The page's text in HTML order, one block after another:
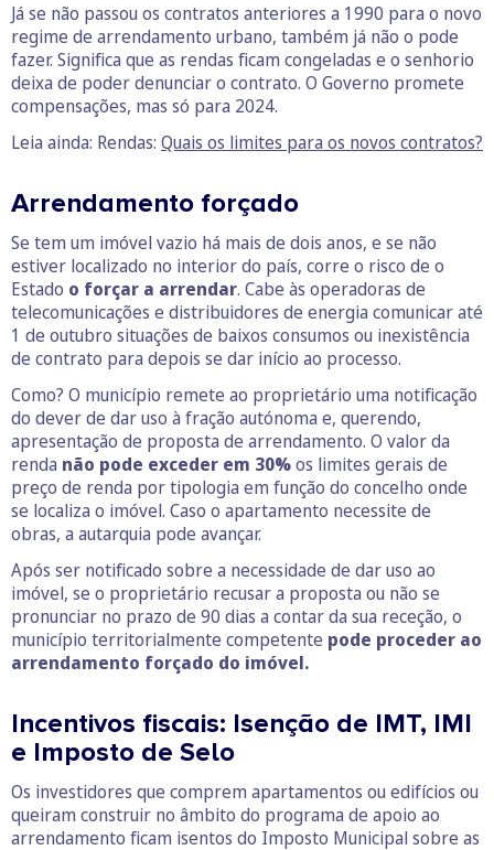
Já se não passou os contratos anteriores a 1990 para o novo
regime de arrendamento urbano, também já não o pode
fazer. Significa que as rendas ficam congeladas e o senhorio
deixa de poder denunciar o contrato. O Governo promete
compensações, mas só para 2024.
Leia ainda: Rendas: Quais os limites para os novos contratos?
Arrendamento forçado
Se tem um imóvel vazio há mais de dois anos, e se não
estiver localizado no interior do país, corre o risco de o
Estado o forçar a arrendar. Cabe às operadoras de
telecomunicações e distribuidores de energia comunicar até
1 de outubro situações de baixos consumos ou inexistência
de contrato para depois se dar início ao processo.
Como? O município remete ao proprietário uma notificação
do dever de dar uso à fração autónoma e, querendo,
apresentação de proposta de arrendamento. O valor da
renda não pode exceder em 30%os limites gerais de
preço de renda por tipologia em função do concelho onde
se localiza o imóvel. Caso o apartamento necessite de
obras, a autarquia pode avançar.
Após ser notificado sobre a necessidade de dar uso ao
imóvel, se o proprietário recusar a proposta ou não se
pronunciar no prazo de 90 dias a contar da sua receção, o
município territorialmente competente pode proceder ao
arrendamento forçado do imóvel.
Incentivos fiscais: Isenção de IMT, IMI
e Imposto de Selo
Os investidores que comprem apartamentos ou edifícios ou
queiram construir no âmbito do programa de apoio ao
arrendamento ficam isentos do Imposto Municipal sobre as